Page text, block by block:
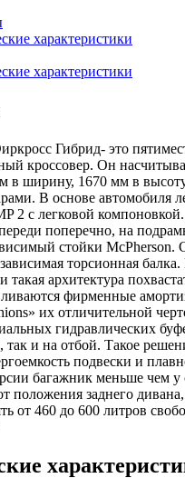
характеристики
характеристики
Гибрид- это
кроссовер. Он
в ширину, 1670 мм в
В основе автомобиля
2 с легковой
поперечно, на
стойки McPherson.
торсионная
такая архитектура
фирменные
их отличительной
гидравлических
так и на отбой. Такое
подвески и
багажник меньше чем
положения заднего
от 460 до 600 литров